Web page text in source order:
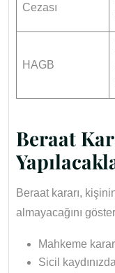
Cezası
HAGB
Beraat
Beraat kararı,
almayacağını
Mahkeme
Sicil